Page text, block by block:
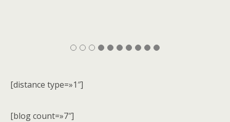
[distance type=»1″]
[blog count=»7″]